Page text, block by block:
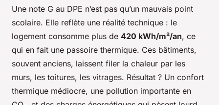
Une note G au DPE n’est pas qu’un mauvais point
scolaire. Elle reflète une réalité technique : le
logement consomme plus de 420 kWh/m²/an, ce
qui en fait une passoire thermique. Ces bâtiments,
souvent anciens, laissent filer la chaleur par les
murs, les toitures, les vitrages. Résultat ? Un confort
thermique médiocre, une pollution importante en